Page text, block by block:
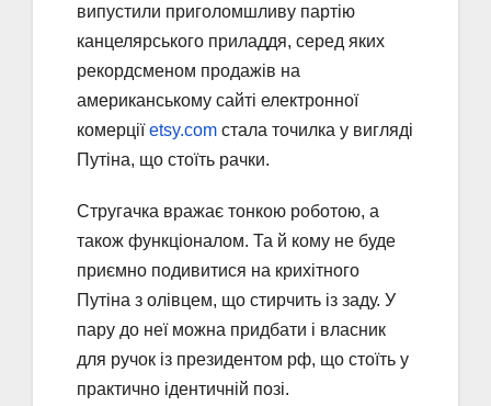
випустили приголомшливу партію
канцелярського приладдя, серед яких
рекордсменом продажів на
американському сайті електронної
комерціїetsy.com стала точилка у вигляді
Путіна, що стоїть рачки.
Стругачка вражає тонкою роботою, а
також функціоналом. Та й кому не буде
приємно подивитися на крихітного
Путіна з олівцем, що стирчить із заду. У
пару до неї можна придбати і власник
для ручок із президентом рф, що стоїть у
практично ідентичній позі.